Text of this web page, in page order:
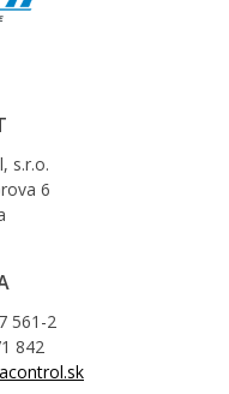
s.r.o.
6
561-2
842